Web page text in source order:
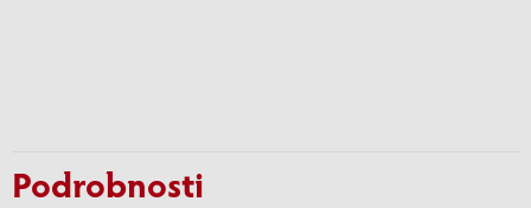
Podrobnosti